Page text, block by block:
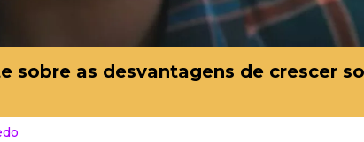
sobre as desvantagens de crescer